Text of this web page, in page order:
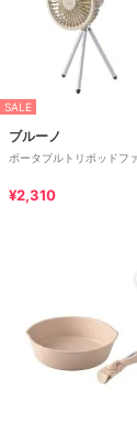
SALE
ブルーノ
ポータブルトリポッドフ
¥2,310